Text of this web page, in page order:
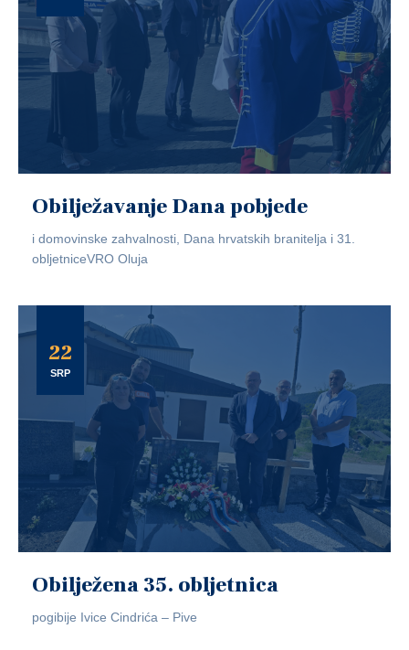
Obilježavanje Dana pobjede
i domovinske zahvalnosti, Dana hrvatskih branitelja i 31.
obljetniceVRO Oluja
22
SRP
Obilježena 35. obljetnica
pogibije Ivice Cindrića – Pive